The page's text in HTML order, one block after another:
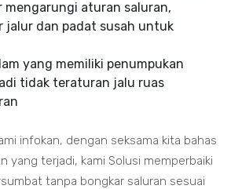
aturan saluran,
jalur dan padat susah untuk
yang memiliki penumpukan
tidak teraturan jalu ruas
infokan, dengan seksama kita bahas
yang terjadi, kami Solusi memperbaiki
tanpa bongkar saluran sesuai